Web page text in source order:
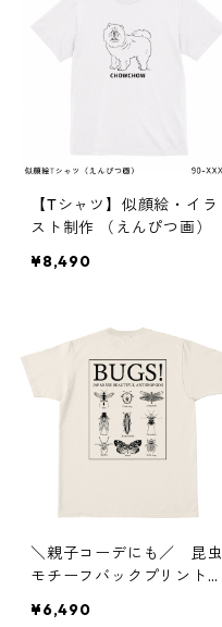
【Tシャツ】似顔絵・イラ
スト制作 （えんぴつ画）
¥8,490
＼親子コーデにも／ 昆虫
モチーフバックプリントT
¥6,490